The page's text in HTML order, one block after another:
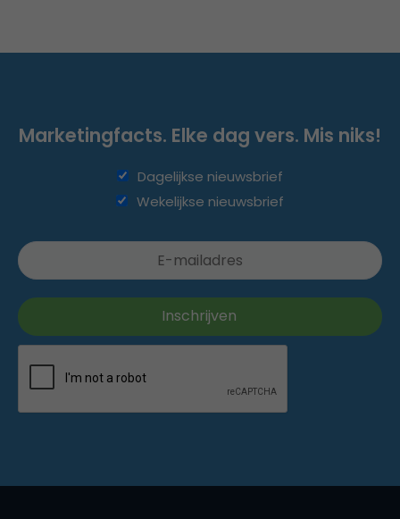
Marketingfacts. Elke dag vers. Mis niks!
Dagelijkse nieuwsbrief
Wekelijkse nieuwsbrief